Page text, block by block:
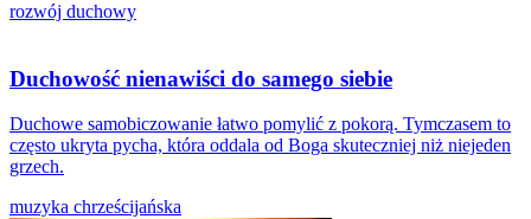
rozwój duchowy
Duchowość nienawiści do samego siebie
Duchowe samobiczowanie łatwo pomylić z pokorą. Tymczasem to
często ukryta pycha, która oddala od Boga skuteczniej niż niejeden
grzech.
muzyka chrześcijańska